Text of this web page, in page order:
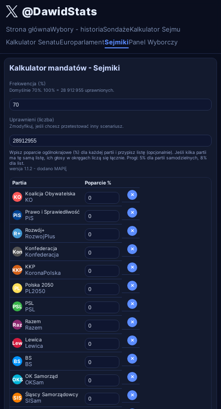
@DawidStats
Strona głównaWybory - historiaSondażeKalkulator Sejmu
Kalkulator SenatuEuroparlamentSejmikiPanel Wyborczy
Kalkulator mandatów - Sejmiki
Frekwencja (%)
Domyślnie 70%. 100% = 28 912 955 uprawnionych.
Uprawnieni (liczba)
Zmodyfikuj, jeśli chcesz przetestować inny scenariusz.
Wpisz poparcie ogólnokrajowe (%) dla każdej partii i przypisz listę (opcjonalnie). Jeśli kilka partii
ma tę samą listę, ich głosy w okręgach liczą się łącznie. Progi: 5% dla partii samodzielnych, 8%
dla list.
wersja 1.1.2 - dodano MAPĘ
Partia Poparcie %
KO
Koalicja Obywatelska
KO
×
PiS
Prawo i Sprawiedliwość
PiS
×
R+
Rozwój+
RozwojPlus
×
Kon
Konfederacja
Konfederacja
×
KKP
KKP
KoronaPolska
×
PL
Polska 2050
PL2050
×
PSL
PSL
PSL
×
Raz
Razem
Razem
×
Lew
Lewica
Lewica
×
BS
BS
BS
×
OKS
OK Samorząd
OKSam
×
SlS
Śląscy Samorządowcy
SlSam
×